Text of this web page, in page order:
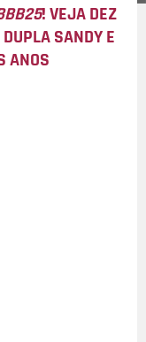
! VEJA DEZ
SANDY E
ANOS